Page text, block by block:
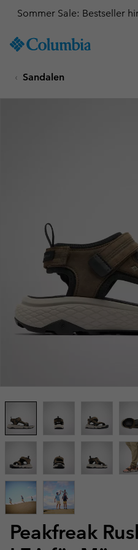
TO
SKIP
MAIN
Sommer Sale: Bestseller
Sandalen
Peakfreak